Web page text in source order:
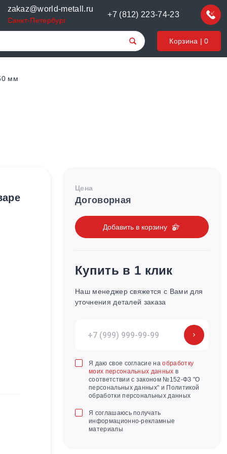
zakaz@world-metall.ru
Санкт-Петербург
+7 (812) 223-74-23
Корзина |0
мм
Цена
Договорная
Добавить в корзину
Купить в 1 клик
Наш менеджер свяжется с Вами для
уточнения деталей заказа
Я даю свое согласие наобработку
моих персональных данных в
соответствии с законом №152-ФЗ "О
персональных данных" и Политикой
обработки персональных данных
Я соглашаюсь получать
информационно-рекламные
материалы